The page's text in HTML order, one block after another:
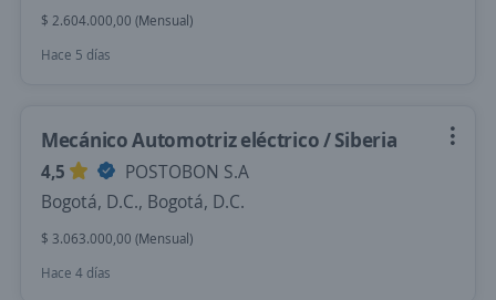
$ 2.604.000,00 (Mensual)
Hace 5 días
Mecánico Automotriz eléctrico / Siberia
4,5
POSTOBON S.A
Bogotá, D.C., Bogotá, D.C.
$ 3.063.000,00 (Mensual)
Hace 4 días